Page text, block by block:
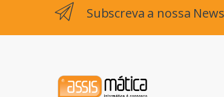
Subscreva a nossa